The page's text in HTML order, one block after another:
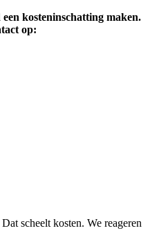
kosteninschatting maken.
op:
scheelt kosten. We reageren